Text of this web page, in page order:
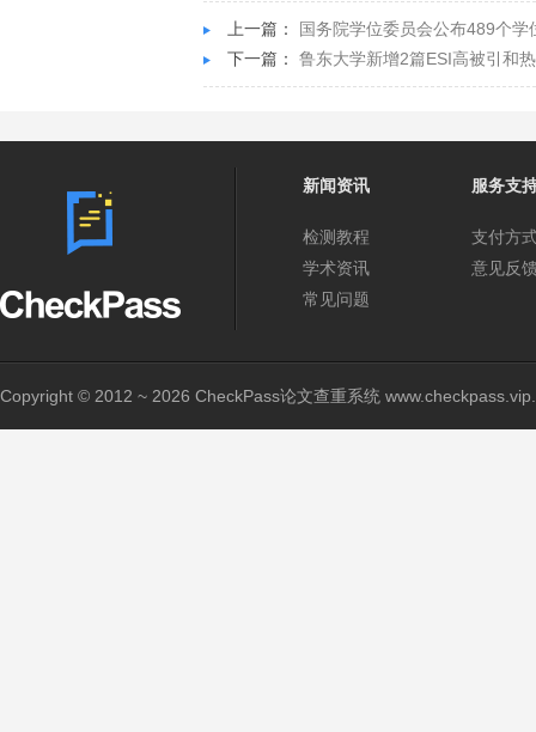
上一篇：
国务院学位委员会公布489个学
下一篇：鲁东大学新增2篇ESI高被引和
新闻资讯
检测教程
学术资讯
常见问题
服务支
支付方
意见反
Copyright © 2012 ~ 2026 CheckPass论文查重系统